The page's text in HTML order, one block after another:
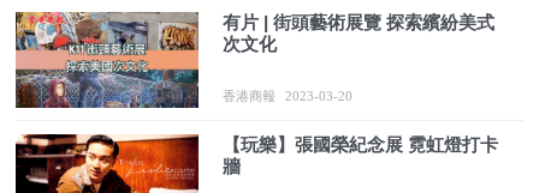
有片 | 街頭藝術展覽 探索繽紛美式
次文化
香港商報 2023-03-20
【玩樂】張國榮紀念展 霓虹燈打卡
牆